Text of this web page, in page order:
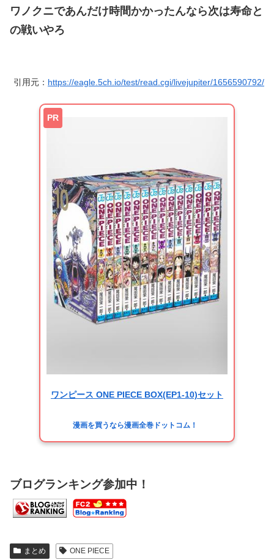
ワノクニであんだけ時間かかったんなら次は寿命と
の戦いやろ
引用元： https://eagle.5ch.io/test/read.cgi/livejupiter/1656590792/
PR
ワンピース ONE PIECE BOX(EP1-10)セット
漫画を買うなら漫画全巻ドットコム！
ブログランキング参加中！
まとめ ONE PIECE